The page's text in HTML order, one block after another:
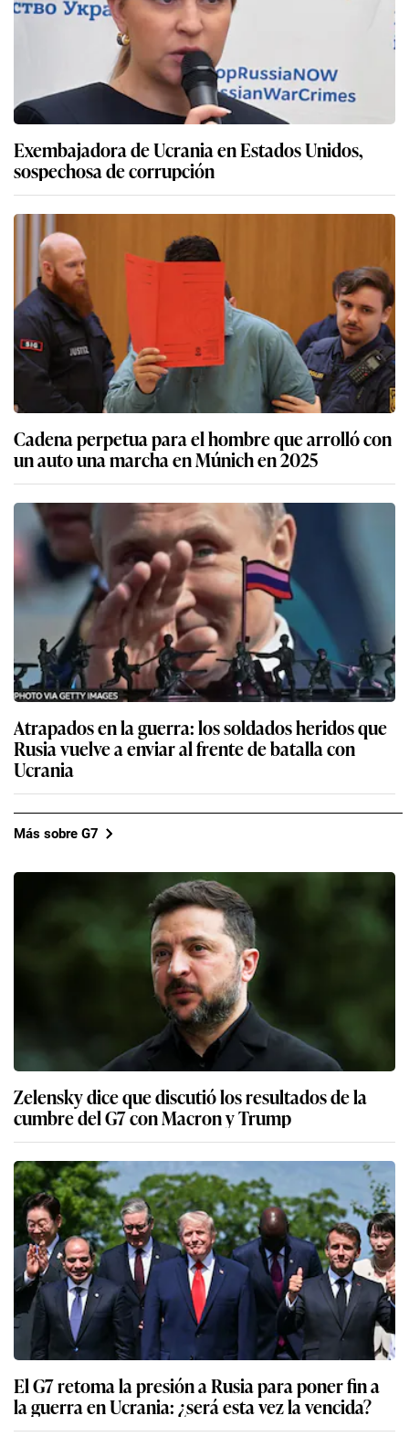
Exembajadora de Ucrania en Estados Unidos,
sospechosa de corrupción
Cadena perpetua para el hombre que arrolló con
un auto una marcha en Múnich en 2025
Atrapados en la guerra: los soldados heridos que
Rusia vuelve a enviar al frente de batalla con
Ucrania
Más sobre G7
Zelensky dice que discutió los resultados de la
cumbre del G7 con Macron y Trump
El G7 retoma la presión a Rusia para poner fin a
la guerra en Ucrania: ¿será esta vez la vencida?